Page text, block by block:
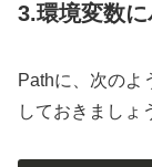
3.環境変数
Pathに、次のよ
しておきましょ